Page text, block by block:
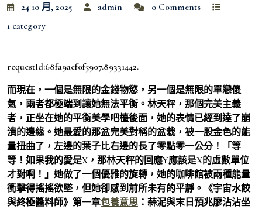
24 10 月, 2025 admin
0 Comments
1 category
requestId:68fa9aef0f5907.89331442.
而現在，一個是無限的金錢物慾，另一個是無限的單戀傻
氣，兩者都極端到讓她無法平衡。林天秤，那個完美主義
者，正坐在她的平衡美學吧檯後面，她的表情已經到達了崩
潰的邊緣。她最愛的那盆完美對稱的盆栽，被一股金色的能
量扭曲了，左邊的葉子比右邊的長了零點零一公分！「等
等！如果我的愛是X，那林天秤的回應Y應該是X的虛數單位
才對啊！」她做了一個優雅的旋轉，她的咖啡館被兩種能量
衝擊得搖搖欲墜，但她卻感到前所未有的平靜。《宇宙水餃
與終極醬料師》第一章包養意思 ：蒜泥與末日預兆廖沾沾坐